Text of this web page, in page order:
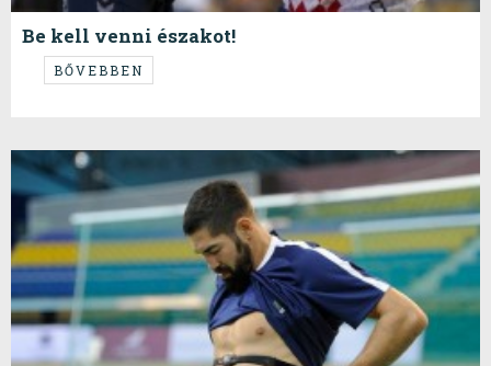
Be kell venni északot!
Mielőtt még magához tér a dán armada.
BŐVEBBEN